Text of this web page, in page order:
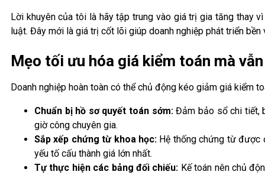
Lời khuyên của tôi là hãy tập trung vào giá trị gia tăng thay
luật. Đây mới là giá trị cốt lõi giúp doanh nghiệp phát triển bền
Mẹo tối ưu hóa giá kiểm toán mà
Doanh nghiệp hoàn toàn có thể chủ động kéo giảm giá kiểm
Chuẩn bị hồ sơ quyết toán sớm:Đảm bảo sổ chi tiết,
giờ công chuyên gia.
Sắp xếp chứng từ khoa học: Hệ thống chứng từ được
yếu tố cấu thành giá lớn nhất.
Tự thực hiện các bảng đối chiếu: Kế toán nên chủ